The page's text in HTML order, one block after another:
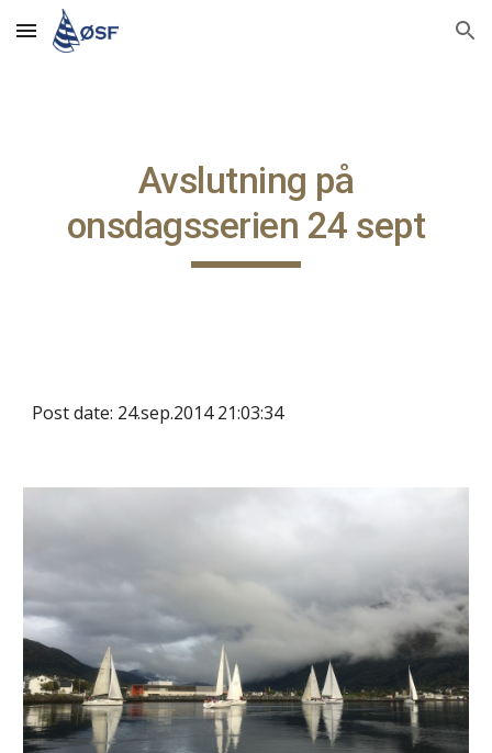
Skip to main content Skip to navigation
Avslutning på
onsdagsserien 24 sept
Post date: 24.sep.2014 21:03:34